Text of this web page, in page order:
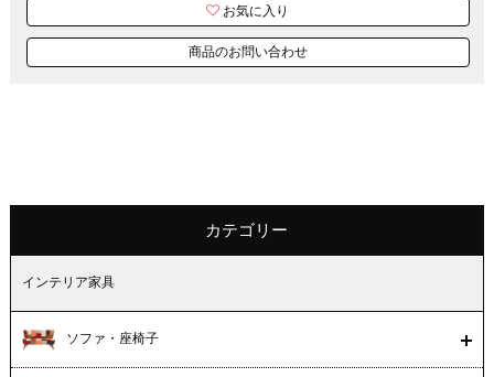
お気に入り
商品のお問い合わせ
カテゴリー
インテリア家具
ソファ・座椅子